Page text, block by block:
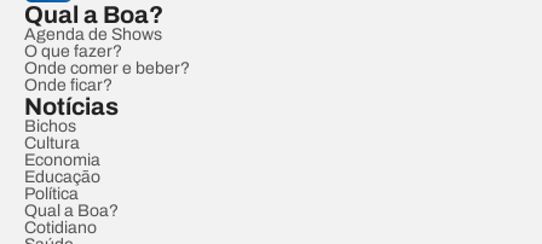
Qual a Boa?
Agenda de Shows
O que fazer?
Onde comer e beber?
Onde ficar?
Notícias
Bichos
Cultura
Economia
Educação
Política
Qual a Boa?
Cotidiano